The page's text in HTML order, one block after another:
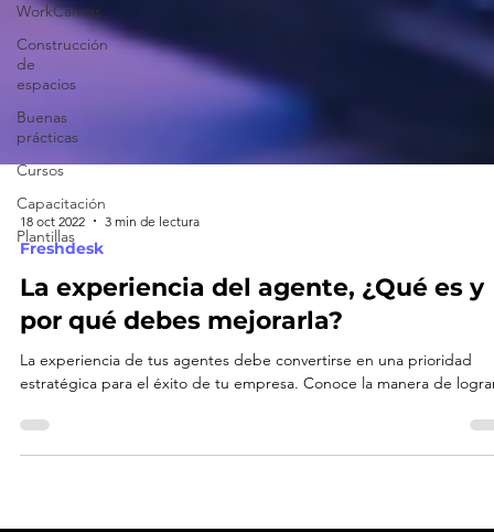
WorkCanvas
Construcción
de
espacios
Buenas
prácticas
Cursos
Capacitación
Plantillas
Freshdesk
La experiencia del agente, ¿Qué es y
por qué debes mejorarla?
estratégica para el éxito de tu empresa. Conoce la manera de